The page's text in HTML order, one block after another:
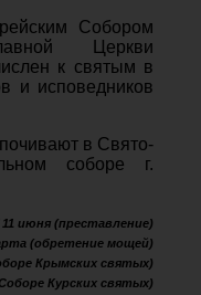
Собором
Церкви
к святым в
и исповедников
в Свято-
соборе г.
июня (преставление)
(обретение мощей)
Крымских святых)
Курских святых)